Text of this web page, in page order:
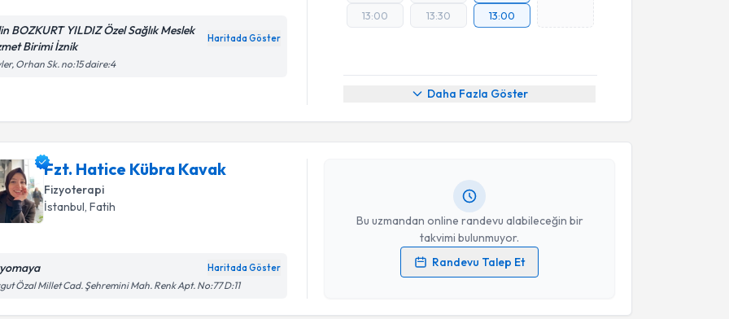
BOZKURT YILDIZ Özel Sağlık Meslek
Birimi İznik
Haritada Göster
Orhan Sk. no:15 daire:4
13:00
13:30
13:00
Daha Fazla Göster
Fzt. Hatice Kübra Kavak
Fizyoterapi
İstanbul, Fatih
Haritada Göster
Özal Millet Cad. Şehremini Mah. Renk Apt. No:77 D:11
Bu uzmandan online randevu alabileceğin bir
takvimi bulunmuyor.
Randevu Talep Et
Randevu Takvimi Talebi
Kişisel verilerimin işlenmesine ilişkinAydınlatma Metni
işlenmesini kabul ediyorum.